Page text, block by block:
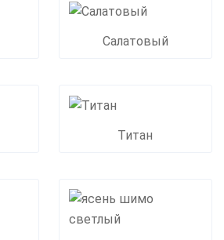
Салатовый
Титан